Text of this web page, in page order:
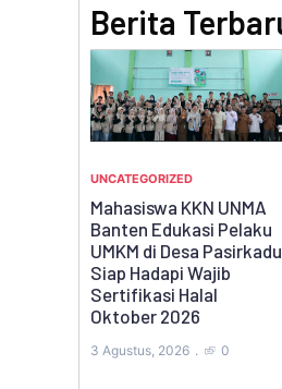
Berita
RAGAM DAERAH
Bupati Dewi Setiani
Buka Sekolah Atletik
Badak Pandeglang Cup V
Tahun 2026 di Stadion
1 Agustus, 2026 0